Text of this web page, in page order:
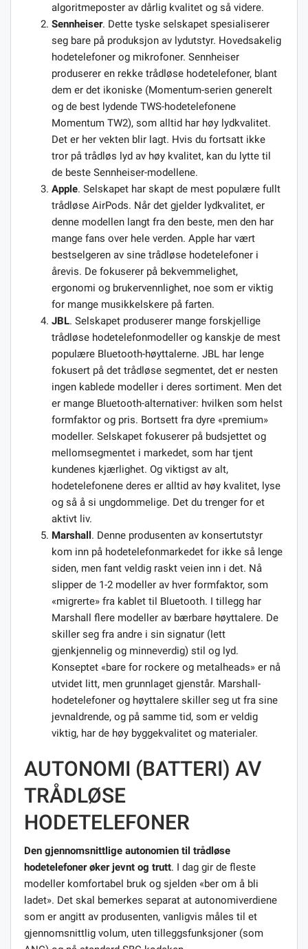
algoritmeposter av dårlig kvalitet og så videre.
Sennheiser. Dette tyske selskapet spesialiserer
seg bare på produksjon av lydutstyr. Hovedsakelig
hodetelefoner og mikrofoner. Sennheiser
produserer en rekke trådløse hodetelefoner, blant
dem er det ikoniske (Momentum-serien generelt
og de best lydende TWS-hodetelefonene
Momentum TW2), som alltid har høy lydkvalitet.
Det er her vekten blir lagt. Hvis du fortsatt ikke
tror på trådløs lyd av høy kvalitet, kan du lytte til
de beste Sennheiser-modellene.
Apple. Selskapet har skapt de mest populære fullt
trådløse AirPods. Når det gjelder lydkvalitet, er
denne modellen langt fra den beste, men den har
mange fans over hele verden. Apple har vært
bestselgeren av sine trådløse hodetelefoner i
årevis. De fokuserer på bekvemmelighet,
ergonomi og brukervennlighet, noe som er viktig
for mange musikkelskere på farten.
JBL. Selskapet produserer mange forskjellige
trådløse hodetelefonmodeller og kanskje de mest
populære Bluetooth-høyttalerne. JBL har lenge
fokusert på det trådløse segmentet, det er nesten
ingen kablede modeller i deres sortiment. Men det
er mange Bluetooth-alternativer: hvilken som helst
formfaktor og pris. Bortsett fra dyre «premium»
modeller. Selskapet fokuserer på budsjettet og
mellomsegmentet i markedet, som har tjent
kundenes kjærlighet. Og viktigst av alt,
hodetelefonene deres er alltid av høy kvalitet, lyse
og så å si ungdommelige. Det du trenger for et
aktivt liv.
Marshall. Denne produsenten av konsertutstyr
kom inn på hodetelefonmarkedet for ikke så lenge
siden, men fant veldig raskt veien inn i det. Nå
slipper de 1-2 modeller av hver formfaktor, som
«migrerte» fra kablet til Bluetooth. I tillegg har
Marshall flere modeller av bærbare høyttalere. De
skiller seg fra andre i sin signatur (lett
gjenkjennelig og minneverdig) stil og lyd.
Konseptet «bare for rockere og metalheads» er nå
utvidet litt, men grunnlaget gjenstår. Marshall-
hodetelefoner og høyttalere skiller seg ut fra sine
jevnaldrende, og på samme tid, som er veldig
viktig, har de høy byggekvalitet og materialer.
AUTONOMI (BATTERI) AV
TRÅDLØSE
HODETELEFONER
Den gjennomsnittlige autonomien til trådløse
hodetelefoner øker jevnt og trutt. I dag gir de fleste
modeller komfortabel bruk og sjelden «ber om å bli
ladet». Det skal bemerkes separat at autonomiverdiene
som er angitt av produsenten, vanligvis måles til et
gjennomsnittlig volum, uten tilleggsfunksjoner (som